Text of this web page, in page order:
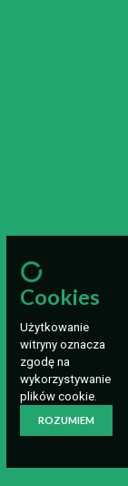
Cookies
Użytkowanie
witryny oznacza
zgodę na
wykorzystywanie
plików cookie.
ROZUMIEM